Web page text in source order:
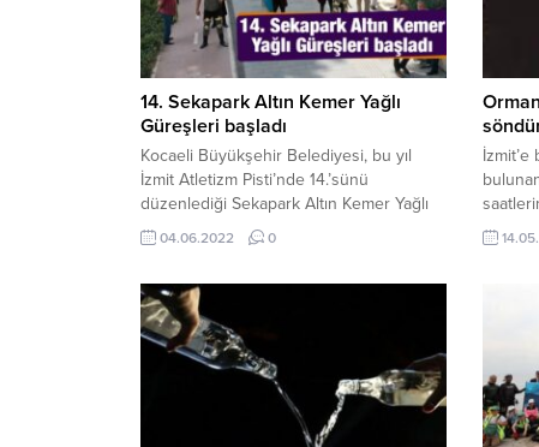
14. Sekapark Altın Kemer Yağlı
Güreşleri başladı
Kocaeli Büyükşehir Belediyesi, bu yıl
İzmit Atletizm Pisti’nde 14.’sünü
düzenlediği Sekapark Altın Kemer Yağlı
Güreşleri öncesinde bir tanıtım programı
düzenledi. Bu doğrultuda Fevziye
Cumhuriyet Bulvarı’nda kortej
oluşturuldu. MEHTER TAKIMI EŞLİĞİNDE
YÜRÜNDÜKortejin önünde yer alan
Kocaeli Büyükşehir Belediyesi Genel
Sekreteri Balamir Gündoğdu, Genel
Sekreter Yardımcıları Sadık Uysal...
04.06.2022 0
İzmit’e
Kısa